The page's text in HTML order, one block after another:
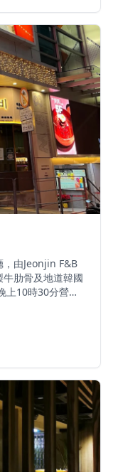
LA雙切牛小排。
品而聞名。客人
或手工燒酒,在
餐廳設有90分鐘
常需提前一個
一至週六晚上6
由Jeonjin F&B
肋骨及地道韓國
上10時30分營
約為港幣200-
港。